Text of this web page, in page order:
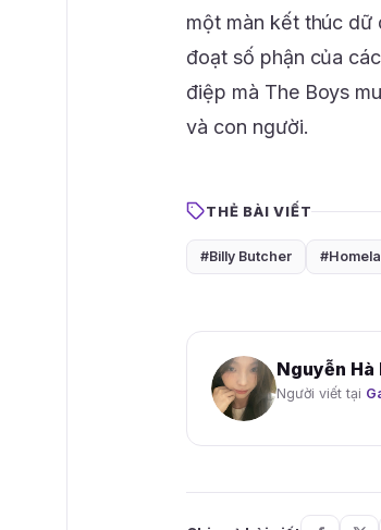
một màn kết thúc dữ
đoạt số phận của
điệp mà The Boys
và con người.
THẺ BÀI VIẾT
#Billy Butcher
Nguyễn Hà
Người viết tại